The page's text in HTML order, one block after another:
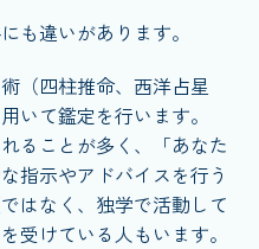
も違いがあります。
（四柱推命、西洋占星
いて鑑定を行います。
ることが多く、「あなた
指示やアドバイスを行う
はなく、独学で活動して
受けている人もいます。